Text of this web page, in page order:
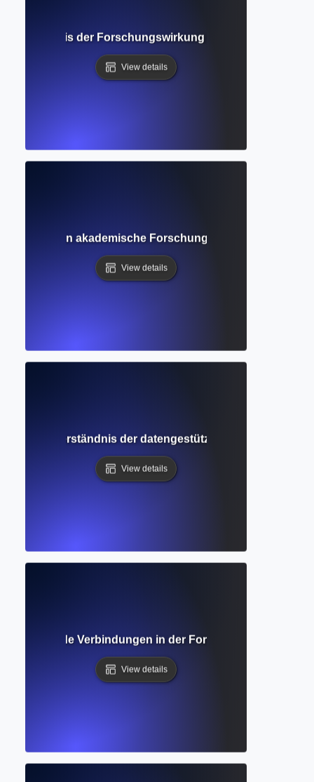
Verständnis der Forschungswirkung durch
View details
Wie man akademische Forschung effektiv bewertet
View details
Verständnis der datengestützten Grundlagen
View details
fehlende Verbindungen in der Forschung
View details